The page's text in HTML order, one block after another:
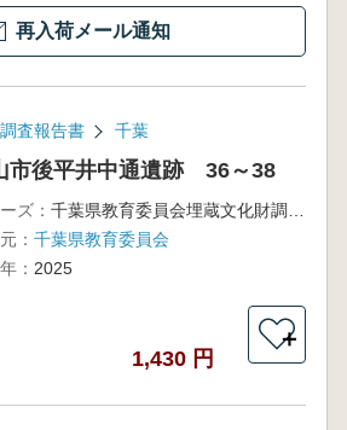
再入荷メール通知
査報告書 千葉
市後平井中通遺跡 36～38
ズ：
： 千葉県教育委員会
： 2025
1,430 円
＋